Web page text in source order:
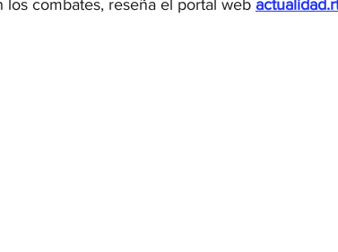
combates, reseña el portal web